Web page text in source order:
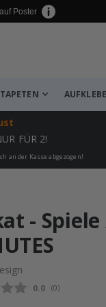
Poster
TAPETEN
FÜR 2!
an der Kasse abgezogen!
Versand
- Spiele
0.0 (abgegebene
0)